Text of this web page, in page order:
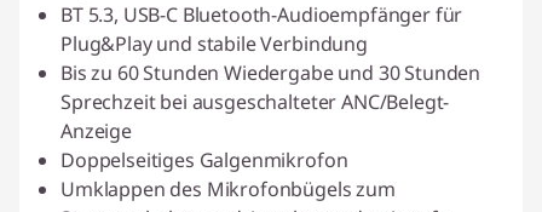
BT 5.3, USB-C Bluetooth-Audioempfänger für
Plug&Play und stabile Verbindung
Bis zu 60 Stunden Wiedergabe und 30 Stunden
Sprechzeit bei ausgeschalteter ANC/Belegt-
Anzeige
Doppelseitiges Galgenmikrofon
Umklappen des Mikrofonbügels zum